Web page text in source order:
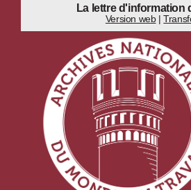
La lettre d'information
Version web|